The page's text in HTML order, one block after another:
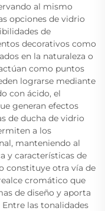
al mismo
opciones de vidrio
de
decorativos como
en la naturaleza o
como puntos
lograrse mediante
con ácido, el
generan efectos
de ducha de vidrio
a los
manteniendo al
y características de
constituye otra vía de
cromático que
de diseño y aporta
las tonalidades